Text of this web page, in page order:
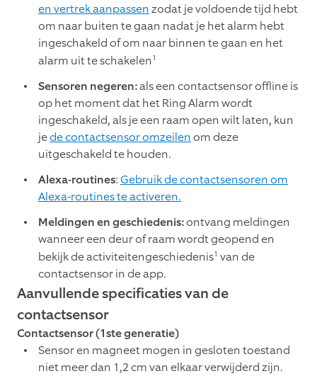
en vertrek aanpassenzodat je voldoende tijd hebt
om naar buiten te gaan nadat je het alarm hebt
ingeschakeld of om naar binnen te gaan en het
alarm uit te schakelen 1
Sensoren negeren:als een contactsensor offline is
op het moment dat het Ring Alarm wordt
ingeschakeld, als je een raam open wilt laten, kun
jede contactsensor omzeilenom deze
uitgeschakeld te houden.
Alexa-routines: Gebruik de contactsensoren om
Alexa-routines te activeren.
Meldingen en geschiedenis:ontvang meldingen
wanneer een deur of raam wordt geopend en
bekijk de activiteitengeschiedenis1 van de
contactsensor in de app.
Aanvullende specificaties van de
contactsensor
Contactsensor (1ste generatie)
Sensor en magneet mogen in gesloten toestand
niet meer dan 1,2 cm van elkaar verwijderd zijn.